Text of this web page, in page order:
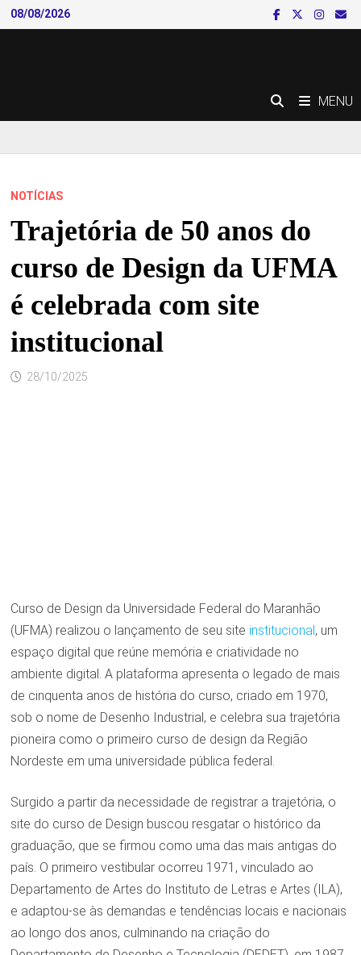
Skip
to
08/08/2026
MENU
NOTÍCIAS
Trajetória de 50 anos do
curso de Design da UFMA
é celebrada com site
institucional
28/10/2025
Curso de Design da Universidade Federal do Maranhão
(UFMA) realizou o lançamento de seu site institucional, um
espaço digital que reúne memória e criatividade no
ambiente digital. A plataforma apresenta o legado de mais
de cinquenta anos de história do curso, criado em 1970,
sob o nome de Desenho Industrial, e celebra sua trajetória
pioneira como o primeiro curso de design da Região
Nordeste em uma universidade pública federal.
Surgido a partir da necessidade de registrar a trajetória, o
site do curso de Design buscou resgatar o histórico da
graduação, que se firmou como uma das mais antigas do
país. O primeiro vestibular ocorreu 1971, vinculado ao
Departamento de Artes do Instituto de Letras e Artes (ILA),
e adaptou-se às demandas e tendências locais e nacionais
ao longo dos anos, culminando na criação do